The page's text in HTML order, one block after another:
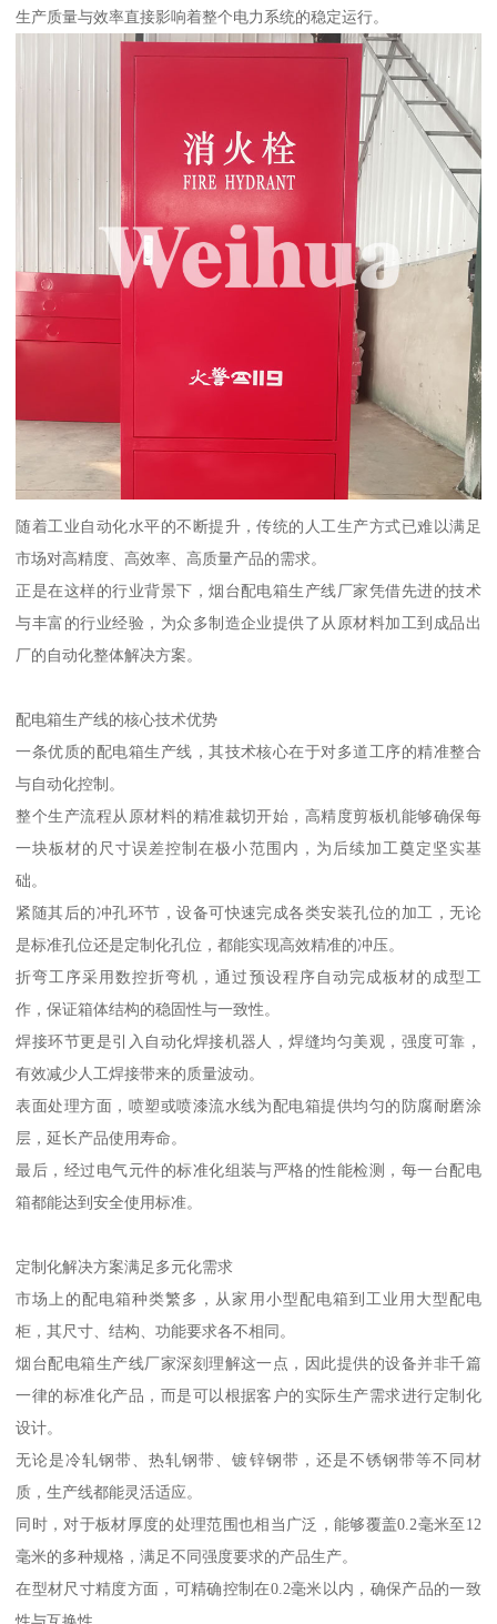
生产质量与效率直接影响着整个电力系统的稳定运行。
随着工业自动化水平的不断提升，传统的人工生产方式已难以满足
市场对高精度、高效率、高质量产品的需求。
正是在这样的行业背景下，烟台配电箱生产线厂家凭借先进的技术
与丰富的行业经验，为众多制造企业提供了从原材料加工到成品出
厂的自动化整体解决方案。
配电箱生产线的核心技术优势
一条优质的配电箱生产线，其技术核心在于对多道工序的精准整合
与自动化控制。
整个生产流程从原材料的精准裁切开始，高精度剪板机能够确保每
一块板材的尺寸误差控制在极小范围内，为后续加工奠定坚实基
础。
紧随其后的冲孔环节，设备可快速完成各类安装孔位的加工，无论
是标准孔位还是定制化孔位，都能实现高效精准的冲压。
折弯工序采用数控折弯机，通过预设程序自动完成板材的成型工
作，保证箱体结构的稳固性与一致性。
焊接环节更是引入自动化焊接机器人，焊缝均匀美观，强度可靠，
有效减少人工焊接带来的质量波动。
表面处理方面，喷塑或喷漆流水线为配电箱提供均匀的防腐耐磨涂
层，延长产品使用寿命。
最后，经过电气元件的标准化组装与严格的性能检测，每一台配电
箱都能达到安全使用标准。
定制化解决方案满足多元化需求
市场上的配电箱种类繁多，从家用小型配电箱到工业用大型配电
柜，其尺寸、结构、功能要求各不相同。
烟台配电箱生产线厂家深刻理解这一点，因此提供的设备并非千篇
一律的标准化产品，而是可以根据客户的实际生产需求进行定制化
设计。
无论是冷轧钢带、热轧钢带、镀锌钢带，还是不锈钢带等不同材
质，生产线都能灵活适应。
同时，对于板材厚度的处理范围也相当广泛，能够覆盖0.2毫米至12
毫米的多种规格，满足不同强度要求的产品生产。
在型材尺寸精度方面，可精确控制在0.2毫米以内，确保产品的一致
性与互换性。